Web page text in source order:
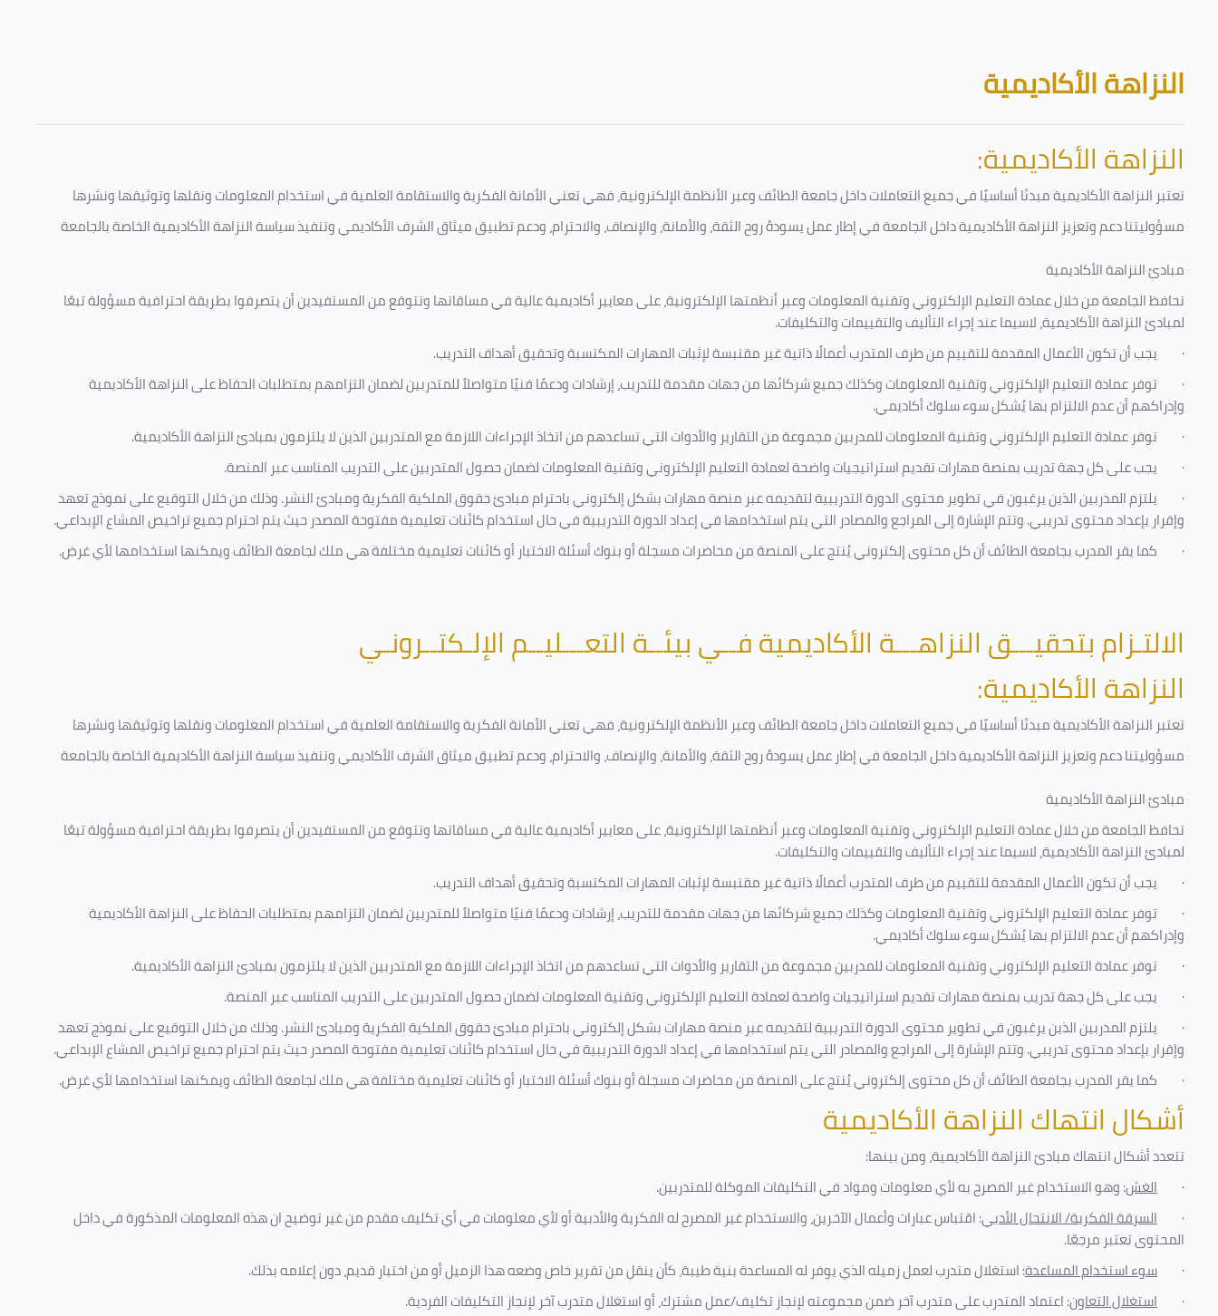
الكتل
النزاهة الأكاديمية
النزاهة الأكاديمية:
تعتبر النزاهة الأكاديمية مبدئا أساسيًا في جميع التعاملات داخل جامعة الطائف وعبر الأنظمة الإلكترونية، فهي تعني الأمانة الفكرية والاستقامة العلمية في استخدام المعلومات ونقلها وتوثيقها ونشرها
مسؤوليتنا دعم وتعزيز النزاهة الأكاديمية داخل الجامعة في إطار عمل يسودهُ روح الثقة، والأمانة، والإنصاف، والاحترام، ودعم تطبيق ميثاق الشرف الأكاديمي وتنفيذ سياسة النزاهة الأكاديمية الخاصة بالجامعة
مبادئ النزاهة الأكاديمية
تحافظ الجامعة من خلال عمادة التعليم الإلكتروني وتقنية المعلومات وعبر أنظمتها الإلكترونية، على معايير أكاديمية عالية في مساقاتها وتتوقع من المستفيدين أن يتصرفوا بطريقة احترافية مسؤولة تبعًا
لمبادئ النزاهة الأكاديمية، لاسيما عند إجراء التأليف والتقييمات والتكليفات.
· يجب أن تكون الأعمال المقدمة للتقييم من طرف المتدرب أعمالًا ذاتية غير مقتبسة لإثبات المهارات المكتسبة وتحقيق أهداف التدريب.
· توفر عمادة التعليم الإلكتروني وتقنية المعلومات وكذلك جميع شركائها من جهات مقدمة للتدريب، إرشادات ودعمًا فنيًا متواصلاً للمتدربين لضمان التزامهم بمتطلبات الحفاظ على النزاهة الأكاديمية
وإدراكهم أن عدم الالتزام بها يُشكل سوء سلوك أكاديمي.
· توفر عمادة التعليم الإلكتروني وتقنية المعلومات للمدربين مجموعة من التقارير والأدوات التي تساعدهم من اتخاذ الإجراءات اللازمة مع المتدربين الذين لا يلتزمون بمبادئ النزاهة الأكاديمية.
· يجب على كل جهة تدريب بمنصة مهارات تقديم استراتيجيات واضحة لعمادة التعليم الإلكتروني وتقنية المعلومات لضمان حصول المتدربين على التدريب المناسب عبر المنصة.
· يلتزم المدربين الذين يرغبون في تطوير محتوى الدورة التدريبية لتقديمه عبر منصة مهارات بشكل إلكتروني باحترام مبادئ حقوق الملكية الفكرية ومبادئ النشر. وذلك من خلال التوقيع على نموذج تعهد
وإقرار بإعداد محتوى تدريبي. وتتم الإشارة إلى المراجع والمصادر التي يتم استخدامها في إعداد الدورة التدريبية في حال استخدام كائنات تعليمية مفتوحة المصدر حيث يتم احترام جميع تراخيص المشاع الإبداعي.
· كما يقر المدرب بجامعة الطائف أن كل محتوى إلكتروني يُنتج على المنصة من محاضرات مسجلة أو بنوك أسئلة الاختبار أو كائنات تعليمية مختلفة هي ملك لجامعة الطائف ويمكنها استخدامها لأي غرض.
الالتـزام بتحقيـــق النزاهـــة الأكاديمية فــي بيئــة التعـــليــم الإلـكتــرونـي
النزاهة الأكاديمية:
تعتبر النزاهة الأكاديمية مبدئا أساسيًا في جميع التعاملات داخل جامعة الطائف وعبر الأنظمة الإلكترونية، فهي تعني الأمانة الفكرية والاستقامة العلمية في استخدام المعلومات ونقلها وتوثيقها ونشرها
مسؤوليتنا دعم وتعزيز النزاهة الأكاديمية داخل الجامعة في إطار عمل يسودهُ روح الثقة، والأمانة، والإنصاف، والاحترام، ودعم تطبيق ميثاق الشرف الأكاديمي وتنفيذ سياسة النزاهة الأكاديمية الخاصة بالجامعة
مبادئ النزاهة الأكاديمية
تحافظ الجامعة من خلال عمادة التعليم الإلكتروني وتقنية المعلومات وعبر أنظمتها الإلكترونية، على معايير أكاديمية عالية في مساقاتها وتتوقع من المستفيدين أن يتصرفوا بطريقة احترافية مسؤولة تبعًا
لمبادئ النزاهة الأكاديمية، لاسيما عند إجراء التأليف والتقييمات والتكليفات.
· يجب أن تكون الأعمال المقدمة للتقييم من طرف المتدرب أعمالًا ذاتية غير مقتبسة لإثبات المهارات المكتسبة وتحقيق أهداف التدريب.
· توفر عمادة التعليم الإلكتروني وتقنية المعلومات وكذلك جميع شركائها من جهات مقدمة للتدريب، إرشادات ودعمًا فنيًا متواصلاً للمتدربين لضمان التزامهم بمتطلبات الحفاظ على النزاهة الأكاديمية
وإدراكهم أن عدم الالتزام بها يُشكل سوء سلوك أكاديمي.
· توفر عمادة التعليم الإلكتروني وتقنية المعلومات للمدربين مجموعة من التقارير والأدوات التي تساعدهم من اتخاذ الإجراءات اللازمة مع المتدربين الذين لا يلتزمون بمبادئ النزاهة الأكاديمية.
· يجب على كل جهة تدريب بمنصة مهارات تقديم استراتيجيات واضحة لعمادة التعليم الإلكتروني وتقنية المعلومات لضمان حصول المتدربين على التدريب المناسب عبر المنصة.
· يلتزم المدربين الذين يرغبون في تطوير محتوى الدورة التدريبية لتقديمه عبر منصة مهارات بشكل إلكتروني باحترام مبادئ حقوق الملكية الفكرية ومبادئ النشر. وذلك من خلال التوقيع على نموذج تعهد
وإقرار بإعداد محتوى تدريبي. وتتم الإشارة إلى المراجع والمصادر التي يتم استخدامها في إعداد الدورة التدريبية في حال استخدام كائنات تعليمية مفتوحة المصدر حيث يتم احترام جميع تراخيص المشاع الإبداعي.
· كما يقر المدرب بجامعة الطائف أن كل محتوى إلكتروني يُنتج على المنصة من محاضرات مسجلة أو بنوك أسئلة الاختبار أو كائنات تعليمية مختلفة هي ملك لجامعة الطائف ويمكنها استخدامها لأي غرض.
أشكال انتهاك النزاهة الأكاديمية
تتعدد أشكال انتهاك مبادئ النزاهة الأكاديمية، ومن بينها:
· الغش: وهو الاستخدام غير المصرح به لأي معلومات ومواد في التكليفاتالموكلة للمتدربين.
· السرقة الفكرية/ الانتحال الأدبي: اقتباس عبارات وأعمال الآخرين، والاستخدام غير المصرح له الفكرية والأدبية أو لأي معلومات في أي تكليف مقدم من غير توضيح ان هذه المعلومات المذكورة في داخل
المحتوى تعتبر مرجعًا.
· سوء استخدام المساعدة: استغلال متدرب لعمل زميله الذي يوفر له المساعدة بنية طيبة، كأن ينقل من تقرير خاص وضعه هذا الزميل أو من اختبار قديم، دون إعلامه بذلك.
· استغلال التعاون: اعتماد المتدرب على متدرب آخر ضمن مجموعته لإنجاز تكليف/عمل مشترك، أو استغلال متدرب آخر لإنجاز التكليفات الفردية.